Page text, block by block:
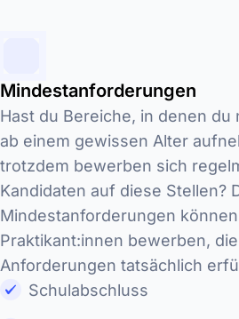
Mindestanforderungen
Hast du Bereiche, in denen du
ab einem gewissen Alter
trotzdem bewerben sich
Kandidaten auf diese Stellen?
Mindestanforderungen
Praktikant:innen bewerben,
Anforderungen tatsächlich
Schulabschluss